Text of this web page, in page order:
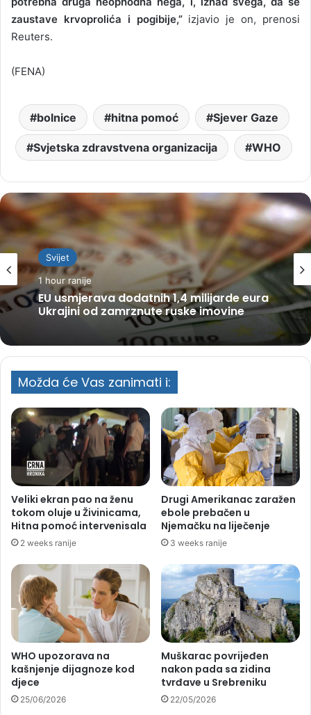
zaustave krvoprolića i pogibije,”izjavio je on, prenosi
Reuters.
(FENA)
bolnice hitna pomoć Sjever Gaze
Svjetska zdravstvena organizacija WHO
Svijet
1 hour ranije
EU usmjerava dodatnih 1,4 milijarde eura
Ukrajini od zamrznute ruske imovine
Možda će Vas zanimati i:
Veliki ekran pao na ženu
tokom oluje u Živinicama,
Hitna pomoć intervenisala
2 weeks ranije
Drugi Amerikanac zaražen
ebole prebačen u
Njemačku na liječenje
3 weeks ranije
WHO upozorava na
kašnjenje dijagnoze kod
djece
25/06/2026
Muškarac povrijeđen
nakon pada sa zidina
tvrđave u Srebreniku
22/05/2026